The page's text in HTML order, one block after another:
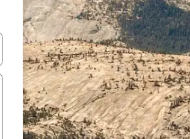
keuze met je de pijltjestoetsen omhoog en